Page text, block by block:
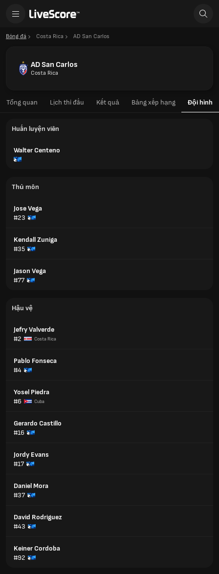
Bóng đá Costa Rica AD San Carlos
AD San Carlos
Costa Rica
Tổng quan Lịch thi đấu Kết quả Bảng xếp hạng Đội hình
Huấn luyện viên
Walter Centeno
Thủ môn
Jose Vega
#23
Kendall Zuniga
#35
Jason Vega
#77
Hậu vệ
Jefry Valverde
#2
Costa Rica
Pablo Fonseca
#4
Yosel Piedra
#6
Cuba
Gerardo Castillo
#16
Jordy Evans
#17
Daniel Mora
#37
David Rodriguez
#43
Keiner Cordoba
#92